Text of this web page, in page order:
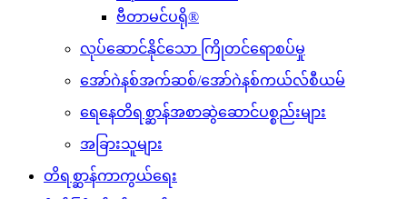
ဗီတာမင်ပရို®
လုပ်ဆောင်နိုင်သော ကြိုတင်ရောစပ်မှု
အော်ဂဲနစ်အက်ဆစ်/အော်ဂဲနစ်ကယ်လ်စီယမ်
ရေနေတိရစ္ဆာန်အစာဆွဲဆောင်ပစ္စည်းများ
အခြားသူများ
တိရစ္ဆာန်ကာကွယ်ရေး